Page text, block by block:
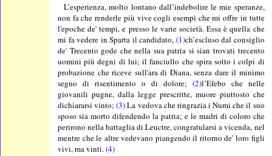
L’esperienza, molto lontano dall’indebolire le mie speranze,
non fa che renderle più vive cogli esempi che mi offre in tutte
l'epoche de' tempi, e presso le varie società. Essa è quella che
mi fa vedere in Sparta il candidato, (1)ch’escluso dal consiglio
de' Trecento gode che nella sua patria si sian trovati trecento
uomini più degni di lui; il fanciullo che spira sotto i colpi di
probazione che riceve sull'ara di Diana, senza dare il minimo
segno di risentimento o di dolore; (2)l’Efebo che nelle
giovanili pugne, dalla legge prescritte, muore piuttosto che
dichiararsi vinto;(3)La vedova che ringrazia i Numi che il suo
sposo sia morto difendendo la patria; e le madri di coloro che
perirono nella battaglia di Leuctre, congratularsi a vicenda, nel
mentre che le altre vedevano piangendo il ritorno de' loro figli
vivi, ma vinti.(4)